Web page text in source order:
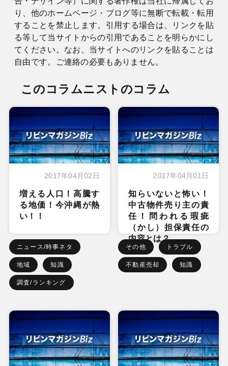
り、他のホームページ・ブログ等に無断で転載・転用
することを禁止します。引用する場合は、リンクを貼
る等して当サイトからの引用であることを明らかにし
てください。なお、当サイトへのリンクを貼ることは
自由です。ご連絡の必要もありません。
このコラムニストのコラム
2017年04月02日
増える人口！高騰す
る地価！今沖縄が熱
い！！
ニュース/時事ネタ
地域 知識
調査/ランキング
2017年04月01日
知らいないと怖い！
中古物件売り主の責
任！問われる瑕疵
（かし）担保責任の
内容とは？
その他 トラブル
不動産売却 知識